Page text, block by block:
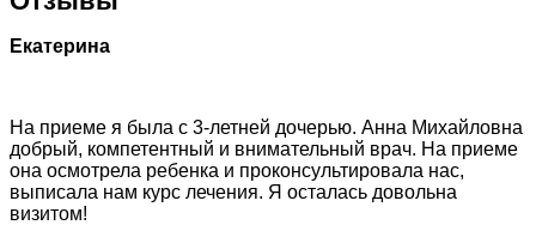
Екатерина
На приеме я была с 3-летней дочерью. Анна Михайловна
добрый, компетентный и внимательный врач. На приеме
она осмотрела ребенка и проконсультировала нас,
выписала нам курс лечения. Я осталась довольна
визитом!